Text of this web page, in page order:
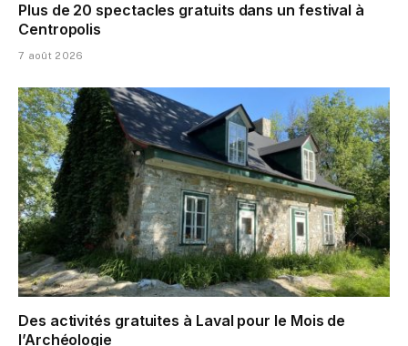
Plus de 20 spectacles gratuits dans un festival à
Centropolis
7 août 2026
Des activités gratuites à Laval pour le Mois de
l’Archéologie